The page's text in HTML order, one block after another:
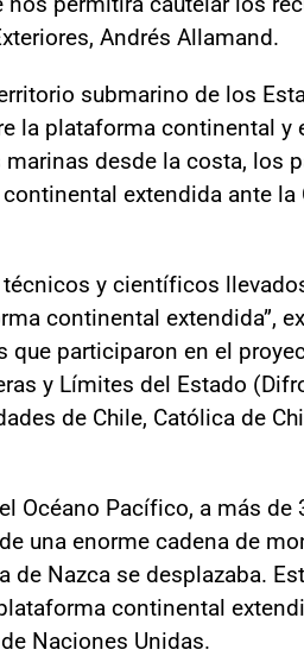
Andrés Allamand.
submarino de los
la plataforma continental y
desde la costa, los
extendida ante
y científicos
continental extendida”,
participaron en el
y Límites del Estado
de Chile, Católica de
Océano Pacífico, a más
una enorme cadena de
Nazca se desplazaba.
continental
Naciones Unidas.